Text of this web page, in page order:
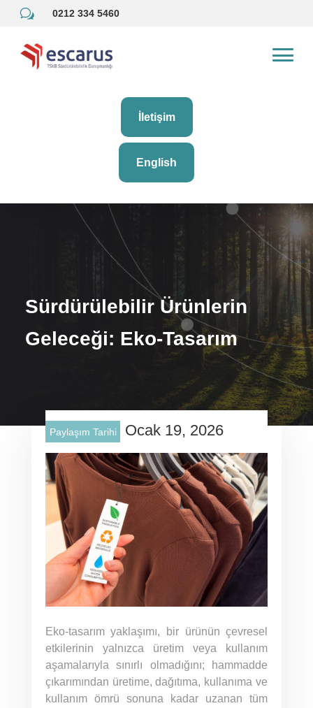
w 0212 334 5460
İletişim
English
Sürdürülebilir Ürünlerin
Geleceği: Eko-Tasarım
Paylaşım Tarihi Ocak 19, 2026
Eko-tasarım yaklaşımı, bir ürünün çevresel
etkilerinin yalnızca üretim veya kullanım
aşamalarıyla sınırlı olmadığını; hammadde
çıkarımından üretime, dağıtıma, kullanıma ve
kullanım ömrü sonuna kadar uzanan tüm